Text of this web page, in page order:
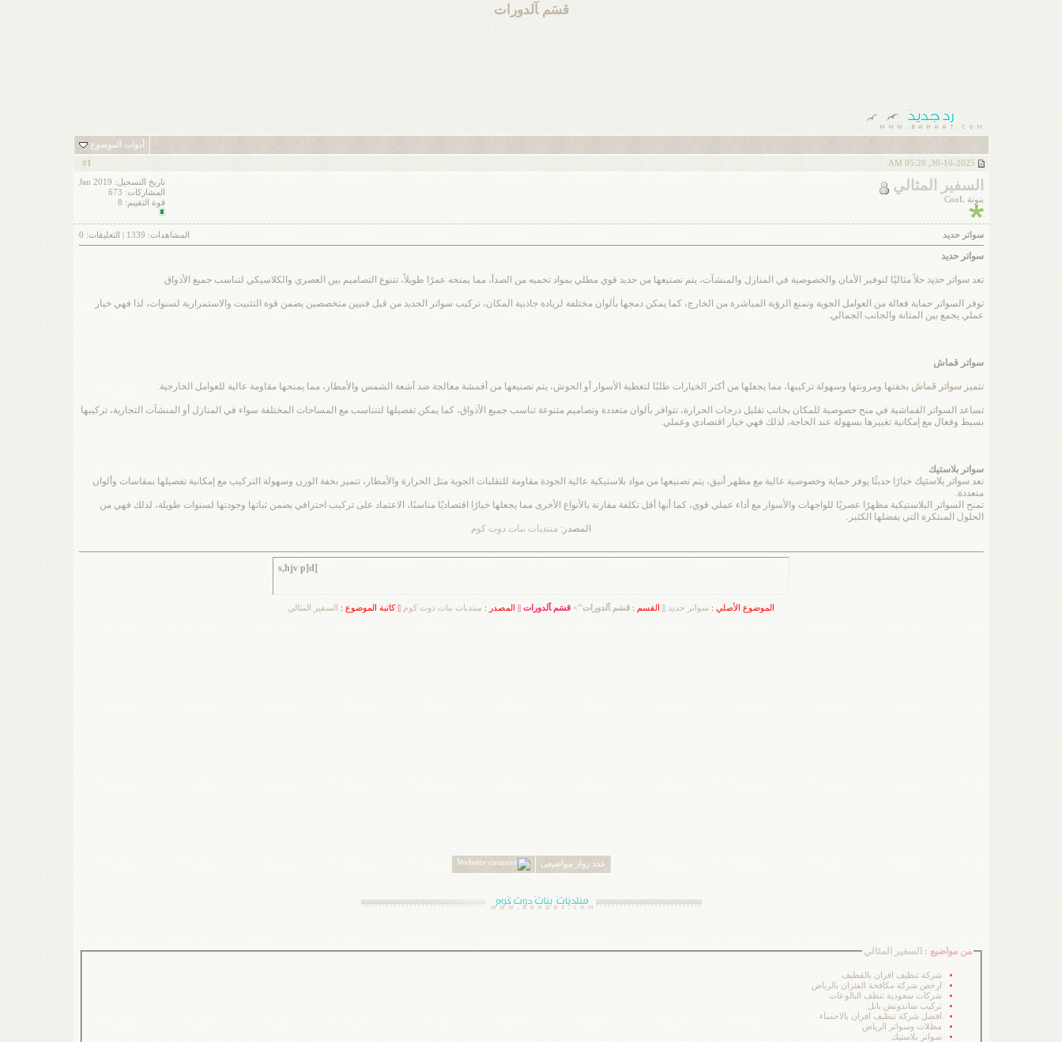
قسَم ﺂلدورات
أدوات الموضوع
1
السفير المثالي
بنوتة CooL
تاريخ التسجيل: Jan 2019
المشاركات: 673
قوة التقييم: 8
المشاهدات: 1339 | التعليقات: 0 سواتر حديد
سواتر حديد
تعدسواتر حديد حلاً مثاليًا لتوفير الأمان والخصوصية في المنازل والمنشآت، يتم تصنيعها من حديد قوي مطلي بمواد تحميه من الصدأ، مما يمنحه عمرًا طويلاً، تتنوع التصاميم بين العصري والكلاسيكي لتناسب جميع الأذواق.
توفر السواتر حماية فعالة من العوامل الجوية وتمنع الرؤية المباشرة من الخارج، كما يمكن دمجها بألوان مختلفة لزيادة جاذبية المكان، تركيب سواتر الحديد من قبل فنيين متخصصين يضمن قوة التثبيت والاستمرارية لسنوات، لذا فهي خيار
عملي يجمع بين المتانة والجانب الجمالي.
سواتر قماش
تتميزسواتر قماش بخفتها ومرونتها وسهولة تركيبها، مما يجعلها من أكثر الخيارات طلبًا لتغطية الأسوار أو الحوش، يتم تصنيعها من أقمشة معالجة ضد أشعة الشمس والأمطار، مما يمنحها مقاومة عالية للعوامل الخارجية.
تساعد السواتر القماشية في منح خصوصية للمكان بجانب تقليل درجات الحرارة، تتوافر بألوان متعددة وتصاميم متنوعة تناسب جميع الأذواق، كما يمكن تفصيلها لتتناسب مع المساحات المختلفة سواء في المنازل أو المنشآت التجارية، تركيبها
بسيط وفعال مع إمكانية تغييرها بسهولة عند الحاجة، لذلك فهي خيار اقتصادي وعملي.
سواتر بلاستيك
تعدسواتر بلاستيك خيارًا حديثًا يوفر حماية وخصوصية عالية مع مظهر أنيق، يتم تصنيعها من مواد بلاستيكية عالية الجودة مقاومة للتقلبات الجوية مثل الحرارة والأمطار، تتميز بخفة الوزن وسهولة التركيب مع إمكانية تفصيلها بمقاسات وألوان
متعددة.
تمنح السواتر البلاستيكية مظهرًا عصريًا للواجهات والأسوار مع أداء عملي قوي، كما أنها أقل تكلفة مقارنة بالأنواع الأخرى مما يجعلها خيارًا اقتصاديًا مناسبًا، الاعتماد على تركيب احترافي يضمن ثباتها وجودتها لسنوات طويلة، لذلك فهي من
الحلول المبتكرة التي يفضلها الكثير.
المصدر: منتديات بنات دوت كوم
s,hjv p]d]
الموضوع الأصلي : سواتر حديد القسم : قسَم ﺂلدورات"> قسَم ﺂلدورات المصدر : منتديات بنات دوت كوم ||كاتبة الموضوع : السفير المثالي
عدد زوار مواضيعى
من مواضيع : السفير المثالي
شركة تنظيف افران بالقطيف
ارخص شركة مكافحة الفئران بالرياض
شركات سعودية تنظف البالوعات
تركيب ساندوتش بانل
افضل شركة تنظيف افران بالاحساء
مظلات وسواتر الرياض
سواتر بلاستيك